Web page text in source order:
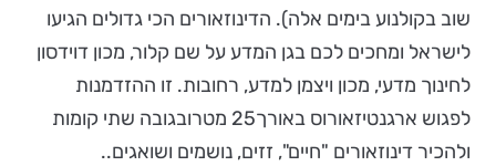
שוב בקולנוע בימים אלה). הדינוזאורים הכי גדולים הגיעו
לישראל ומחכים לכם בגן המדע על שם קלור, מכון דוידסון
לחינוך מדעי, מכון ויצמן למדע, רחובות. זו ההזדמנות
לפגוש ארגנטיזאורוס באורך25 מטרובגובה שתי קומות
ולהכיר דינוזאורים "חיים", זזים, נושמים ושואגים..